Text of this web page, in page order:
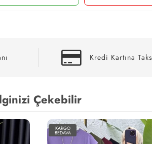
Kredi Kartına
Çekebilir
KARGO
BEDAVA